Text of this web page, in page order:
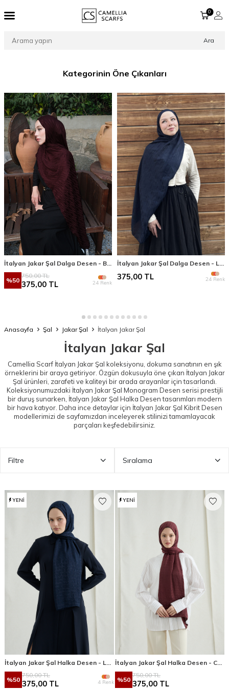
Ara
0
Kategorinin Öne Çıkanları
%50
750,00TL
375,00 TL 24 Renk
375,00 TL 24 Renk
Anasayfa Şal Jakar Şal İtalyan Jakar Şal
İtalyan Jakar Şal
Camellia Scarf İtalyan Jakar Şal koleksiyonu, dokuma sanatının en şık
örneklerini bir araya getiriyor. Özgün dokusuyla öne çıkan İtalyan Jakar
Şal ürünleri, zarafeti ve kaliteyi bir arada arayanlar için tasarlandı.
Koleksiyonumuzdaki İtalyan Jakar Şal Monogram Desen serisi prestijli
bir duruş sunarken, İtalyan Jakar Şal Halka Desentasarımları modern
bir hava katıyor. Daha ince detaylar için İtalyan Jakar Şal Kibrit Desen
modellerimizi de sayfamızdan inceleyerek stilinizi tamamlayacak
parçaları keşfedebilirsiniz.
Filtre Sıralama
YENI
%50
750,00TL
375,00 TL 4 Renk
YENI
%50
750,00TL
375,00 TL